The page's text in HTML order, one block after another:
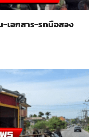
-เอกสาร-รถมือสอง